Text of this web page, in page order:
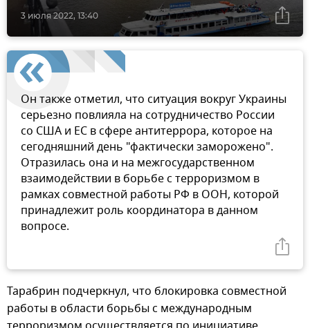
3 июля 2022, 13:40
Он также отметил, что ситуация вокруг Украины
серьезно повлияла на сотрудничество России
со США и ЕС в сфере антитеррора, которое на
сегодняшний день "фактически заморожено".
Отразилась она и на межгосударственном
взаимодействии в борьбе с терроризмом в
рамках совместной работы РФ в ООН, которой
принадлежит роль координатора в данном
вопросе.
Тарабрин подчеркнул, что блокировка совместной
работы в области борьбы с международным